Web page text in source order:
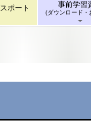
ポート 事前学習
(ダウンロード